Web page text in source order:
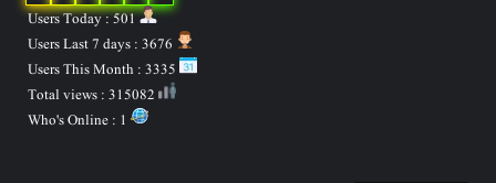
Users Today : 501